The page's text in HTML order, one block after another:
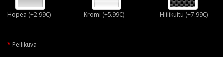
Hopea (+2.99€) Kromi (+5.99€) Hiilikuitu (+7.99€)
Peilikuva